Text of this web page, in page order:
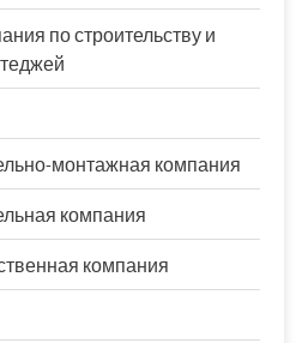
по строительству и
монтажная компания
компания
компания